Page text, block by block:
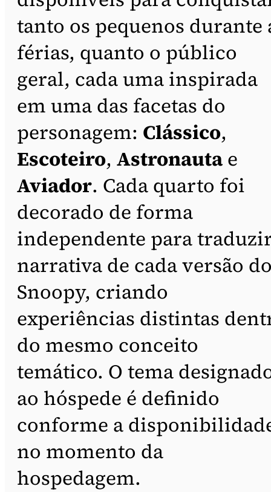
tanto os pequenos durante
férias, quanto o público
geral, cada uma inspirada
em uma das facetas do
personagem: Clássico,
Escoteiro, Astronautae
Aviador. Cada quarto foi
decorado de forma
independente para
narrativa de cada versão
Snoopy, criando
experiências distintas
do mesmo conceito
temático. O tema
ao hóspede é definido
conforme a
no momento da
hospedagem.